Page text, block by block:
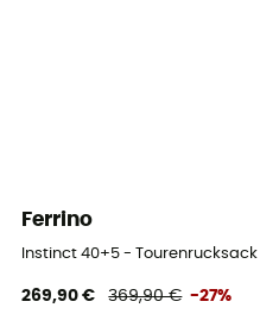
Ferrino
Instinct 40+5 - Tourenrucksack
269,90 € 369,90 € -27%